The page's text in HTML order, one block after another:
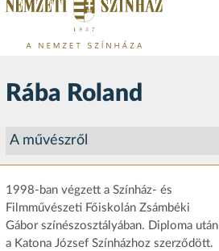
Rába Roland
1998-ban végzett a Színház- és
Filmművészeti Főiskolán Zsámbéki
Gábor színészosztályában. Diploma után
a Katona József Színházhoz szerződött.